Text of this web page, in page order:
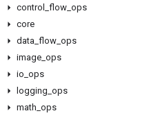
control
flow ops
core
data flow ops
image ops
io ops
logging ops
math ops